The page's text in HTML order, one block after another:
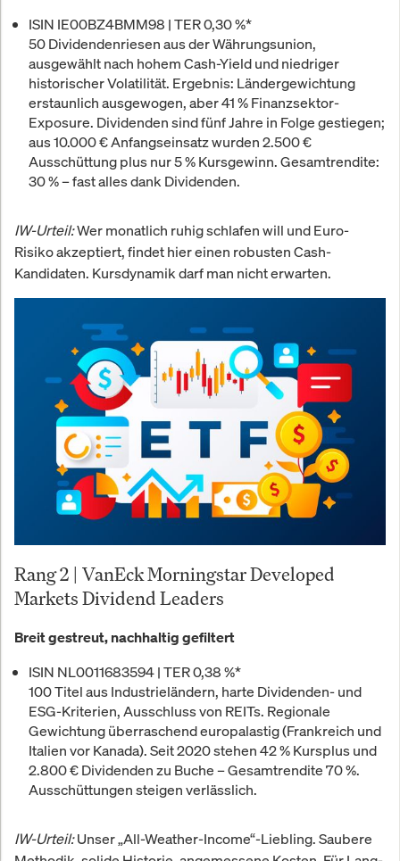
ISIN IE00BZ4BMM98 |TER0,30 %*
50 Dividenden­riesen aus der Währungs­union,
ausgewählt nach hohem Cash-Yield und niedriger
historischer Volatilität. Ergebnis: Länder­gewichtung
erstaunlich ausgewogen, aber41 % Finanzsektor-
Exposure. Dividenden sind fünf Jahre in Folge gestiegen;
aus 10.000 € Anfangs­einsatz wurden2.500 €
Ausschüttungplus nur5 % Kursgewinn. Gesamt­rendite:
30 %– fast alles dank Dividenden.
IW-Urteil:Wer monatlich ruhig schlafen will und Euro-
Risiko akzeptiert, findet hier einen robusten Cash-
Kandidaten. Kursdynamik darf man nicht erwarten.
Rang 2 | VanEck Morningstar Developed
Markets Dividend Leaders
Breit gestreut, nachhaltig gefiltert
ISIN NL0011683594 |TER0,38 %*
100 Titel aus Industrieländern, harte Dividenden- und
ESG-Kriterien, Ausschluss von REITs. Regionale
Gewichtung überraschend europalastig (Frankreich und
Italien vor Kanada). Seit 2020 stehen42 % Kursplusund
2.800 € Dividendenzu Buche – Gesamt­rendite70 %.
Ausschüttungen steigen verlässlich.
IW-Urteil:Unser „All-Weather-Income“-Liebling. Saubere